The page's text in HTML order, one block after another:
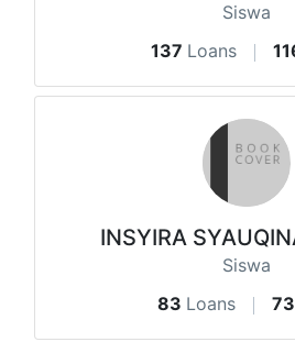
Siswa
137 Loans
INSYIRA
Siswa
83 Loans 73